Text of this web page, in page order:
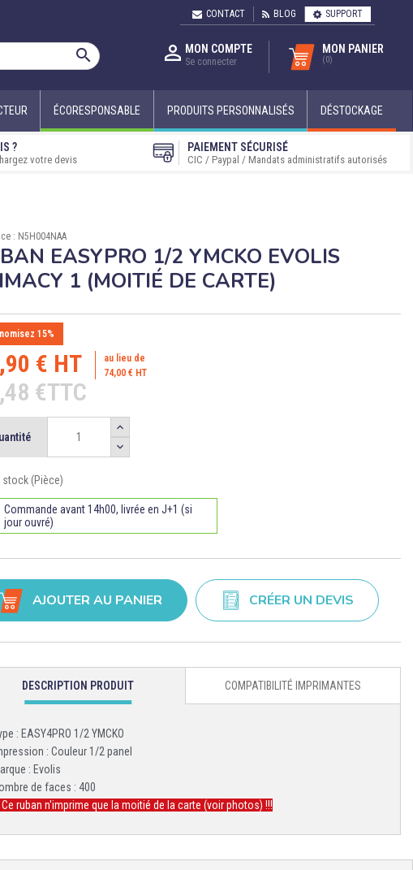
CONTACT BLOG SUPPORT
  MON COMPTE
Se connecter
MON PANIER
(0)
ÉCORESPONSABLE PRODUITS PERSONNALISÉS DÉSTOCKAGE
?
votre devis
PAIEMENT SÉCURISÉ
CIC / Paypal / Mandats administratifs autorisés
: N5H004NAA
EASYPRO 1/2 YMCKO EVOLIS
1 (MOITIÉ DE CARTE)
15%
€ HT
€TTC
au lieu de
74,00 € HT
stock (Pièce)
Commande avant 14h00, livrée en J+1 (si
jour ouvré)
AJOUTER AU PANIER CRÉER UN DEVIS
DESCRIPTION PRODUIT COMPATIBILITÉ IMPRIMANTES
: EASY4PRO 1/2 YMCKO
: Couleur 1/2 panel
: Evolis
de faces : 400
Ce ruban n'imprime que la moitié de la carte (voir photos) !!!